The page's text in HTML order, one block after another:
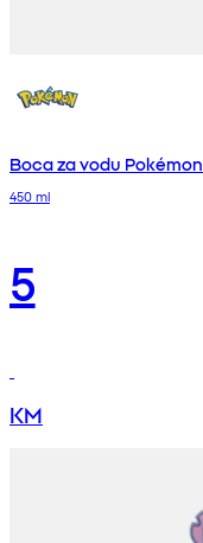
Boca za vodu Pokémon
450 ml
5
KM